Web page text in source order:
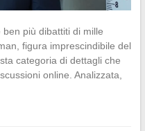
più dibattiti di mille
figura imprescindibile del
categoria di dettagli che
online. Analizzata,